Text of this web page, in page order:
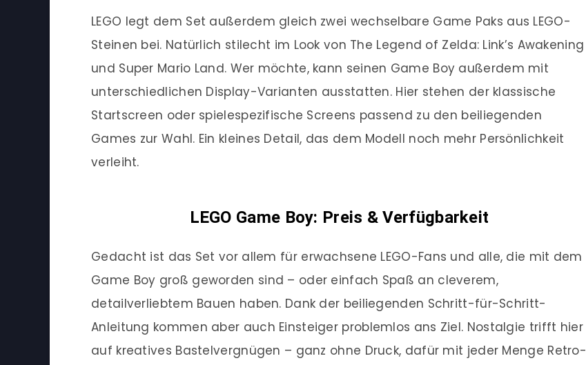
LEGO legt dem Set außerdem gleich zwei wechselbare Game Paks aus LEGO-
Steinen bei. Natürlich stilecht im Look von The Legend of Zelda: Link’s Awakening
und Super Mario Land. Wer möchte, kann seinen Game Boy außerdem mit
unterschiedlichen Display-Varianten ausstatten. Hier stehen der klassische
Startscreen oder spielespezifische Screens passend zu den beiliegenden
Games zur Wahl. Ein kleines Detail, das dem Modell noch mehr Persönlichkeit
verleiht.
LEGO Game Boy: Preis & Verfügbarkeit
Gedacht ist das Set vor allem für erwachsene LEGO-Fans und alle, die mit dem
Game Boy groß geworden sind – oder einfach Spaß an cleverem,
detailverliebtem Bauen haben. Dank der beiliegenden Schritt-für-Schritt-
Anleitung kommen aber auch Einsteiger problemlos ans Ziel. Nostalgie trifft hier
auf kreatives Bastelvergnügen – ganz ohne Druck, dafür mit jeder Menge Retro-